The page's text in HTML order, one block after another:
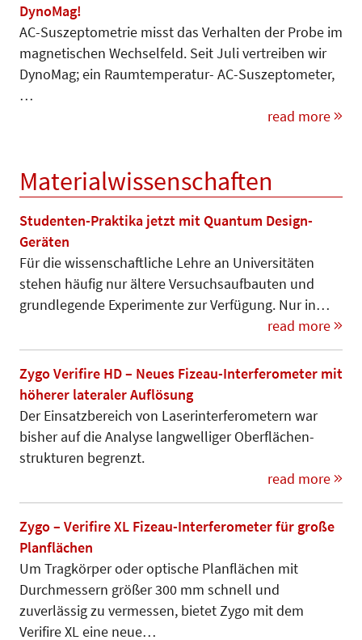
DynoMag!
AC-Suszeptometrie misst das Ver­halten der Probe im
magnetischen Wechselfeld. Seit Juli vertreiben wir
DynoMag; ein Raumtemperatur- AC-Suszeptometer,
…
read more
Materialwissenschaften
Studenten-Praktika jetzt mit Quantum Design-
Geräten
Für die wissenschaftliche Lehre an Universitäten
stehen häufig nur ältere Versuchsaufbauten und
grundlegende Experimente zur Verfügung. Nur in…
read more
Zygo Verifire HD – Neues Fizeau-Interferometer mit
höherer lateraler Auflösung
Der Einsatzbereich von Laser­in­ter­fe­rometern war
bisher auf die Ana­lyse langwelliger Oberflächen­
struk­­turen begrenzt.
read more
Zygo – Verifire XL Fizeau-Interferometer für große
Planflächen
Um Tragkörper oder optische Planflächen mit
Durchmessern größer 300 mm schnell und
zuverlässig zu vermessen, bietet Zygo mit dem
Verifire XL eine neue…